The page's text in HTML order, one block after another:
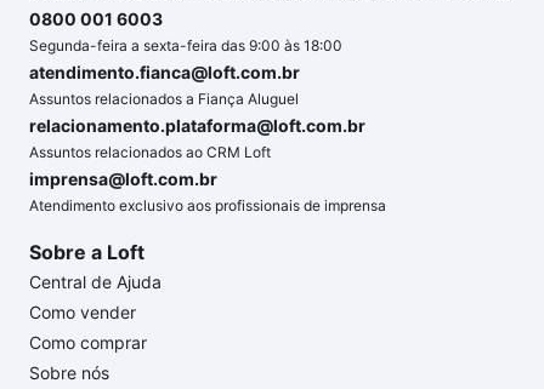
0800 001 6003
Segunda-feira a sexta-feira das 9:00 às 18:00
atendimento.fianca@loft.com.br
Assuntos relacionados a Fiança Aluguel
relacionamento.plataforma@loft.com.br
Assuntos relacionados ao CRM Loft
imprensa@loft.com.br
Atendimento exclusivo aos profissionais de imprensa
Sobre a Loft
Central de Ajuda
Como vender
Como comprar
Sobre nós